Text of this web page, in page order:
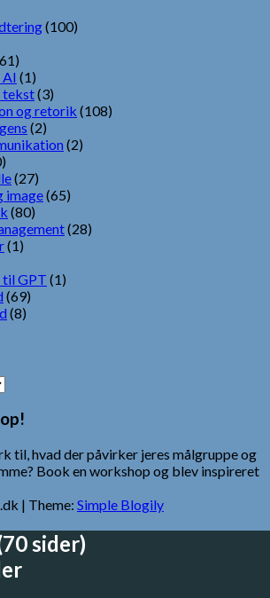
(100)
(1)
tekst(3)
og retorik (108)
(2)
(2)
(27)
image(65)
(80)
(28)
(1)
GPT (1)
(69)
(8)
til, hvad der påvirker jeres målgruppe og
Book en workshop og blev inspireret
| Theme: Simple Blogily
sider)